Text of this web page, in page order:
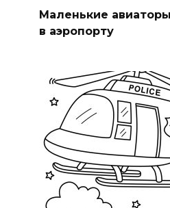
Маленькие
в аэропорту